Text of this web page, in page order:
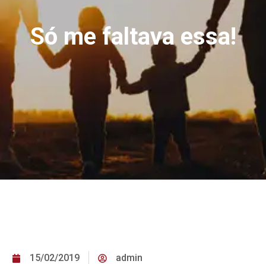
Só me faltava essa!
15/02/2019
admin